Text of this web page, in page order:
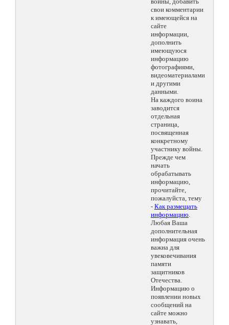
свои комментарии
к имеющейся на
сайте
информации,
дополнить
имеющуюся
информацию
фотографиями,
видеоматериалами
и другими
данными.
На каждого воина
заводится
отдельная
страница,
посвященная
конкретному
участнику войны.
Прежде чем
начать
обрабатывать
информацию,
прочитайте,
пожалуйста, тему
- Как размещать
информацию.
Любая Ваша
дополнительная
информация очень
важна для
увековечивания
памяти
защитников
Отечества.
Информацию о
появлении новых
сообщений на
сайте можно
узнавать,